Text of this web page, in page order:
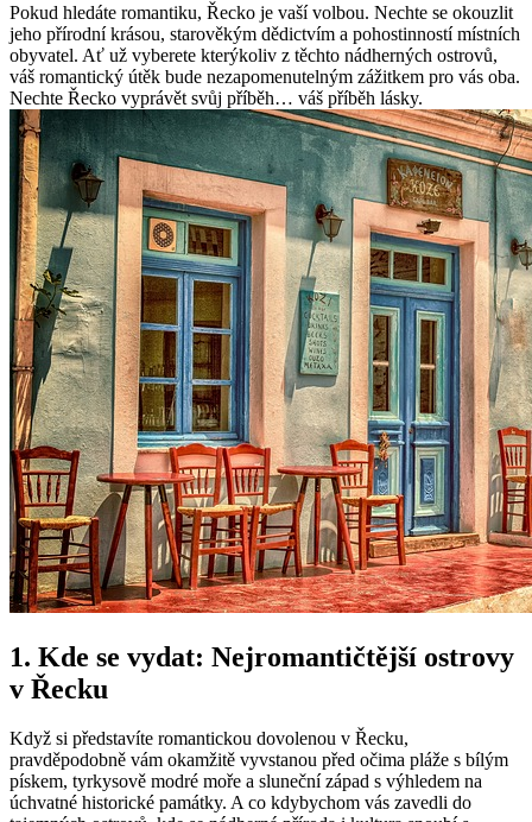
Pokud hledáte romantiku, Řecko je vaší volbou. Nechte se okouzlit
jeho přírodní krásou, starověkým dědictvím a pohostinností místních
obyvatel. Ať už vyberete kterýkoliv z těchto nádherných ostrovů,
váš romantický útěk bude nezapomenutelným zážitkem pro vás oba.
Nechte Řecko vyprávět svůj příběh… váš příběh lásky.
1. Kde se vydat: Nejromantičtější ostrovy
v Řecku
Když si představíte romantickou dovolenou v Řecku,
pravděpodobně vám okamžitě vyvstanou před očima pláže s bílým
pískem, tyrkysově modré moře a sluneční západ s výhledem na
úchvatné historické památky. A co kdybychom vás zavedli do